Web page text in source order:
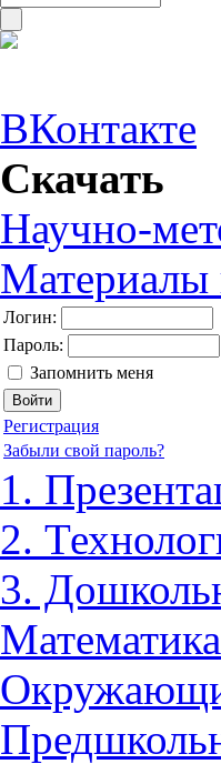
ВКонтакте
Скачать
Научно-
Материалы
Логин:
Пароль:
Запомнить меня
Регистрация
Забыли свой пароль?
1.
2.
3.